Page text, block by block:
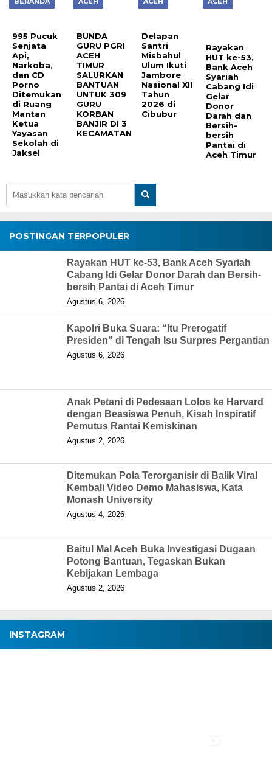
995 Pucuk
Senjata
Api,
Narkoba,
dan CD
Porno
Ditemukan
di Ruang
Mantan
Ketua
Yayasan
Sekolah di
Jaksel
BUNDA
GURU PGRI
ACEH
TIMUR
SALURKAN
BANTUAN
UNTUK 309
GURU
KORBAN
BANJIR DI 3
KECAMATAN
Delapan
Santri
Misbahul
Ulum Ikuti
Jambore
Nasional XII
Tahun
2026 di
Cibubur
Rayakan
HUT ke-53,
Bank Aceh
Syariah
Cabang Idi
Gelar
Donor
Darah dan
Bersih-
bersih
Pantai di
Aceh Timur
POSTINGAN TERPOPULER
Rayakan HUT ke-53, Bank Aceh Syariah
Cabang Idi Gelar Donor Darah dan Bersih-
bersih Pantai di Aceh Timur
Agustus 6, 2026
Kapolri Buka Suara: “Itu Prerogatif
Presiden” di Tengah Isu Surpres Pergantian
Agustus 6, 2026
Anak Petani di Pedesaan Lolos ke Harvard
dengan Beasiswa Penuh, Kisah Inspiratif
Pemutus Rantai Kemiskinan
Agustus 2, 2026
Ditemukan Pola Terorganisir di Balik Viral
Kembali Video Demo Mahasiswa, Kata
Monash University
Agustus 4, 2026
Baitul Mal Aceh Buka Investigasi Dugaan
Potong Bantuan, Tegaskan Bukan
Kebijakan Lembaga
Agustus 2, 2026
INSTAGRAM